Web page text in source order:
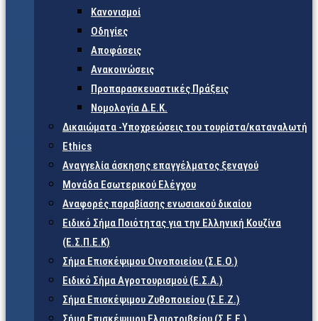
Κανονισμοί
Οδηγίες
Αποφάσεις
Ανακοινώσεις
Προπαρασκευαστικές Πράξεις
Νομολογία Δ.Ε.Κ.
Δικαιώματα -Υποχρεώσεις του τουρίστα/καταναλωτή
Ethics
Αναγγελία άσκησης επαγγέλματος ξεναγού
Μονάδα Εσωτερικού Ελέγχου
Αναφορές παραβίασης ενωσιακού δικαίου
Ειδικό Σήμα Ποιότητας για την Ελληνική Κουζίνα
(Ε.Σ.Π.Ε.Κ)
Σήμα Επισκέψιμου Οινοποιείου (Σ.Ε.Ο.)
Ειδικό Σήμα Αγροτουρισμού (Ε.Σ.Α.)
Σήμα Επισκέψιμου Ζυθοποιείου (Σ.Ε.Ζ.)